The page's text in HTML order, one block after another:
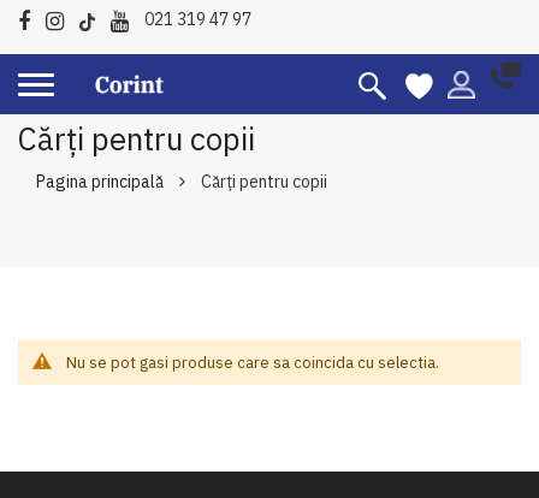
021 319 47 97
Cărți pentru copii
Pagina principală Cărți pentru copii
Nu se pot gasi produse care sa coincida cu selectia.